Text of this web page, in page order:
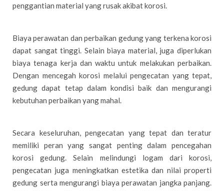
penggantian material yang rusak akibat korosi.
Biaya perawatan dan perbaikan gedung yang terkena korosi
dapat sangat tinggi. Selain biaya material, juga diperlukan
biaya tenaga kerja dan waktu untuk melakukan perbaikan.
Dengan mencegah korosi melalui pengecatan yang tepat,
gedung dapat tetap dalam kondisi baik dan mengurangi
kebutuhan perbaikan yang mahal.
Secara keseluruhan, pengecatan yang tepat dan teratur
memiliki peran yang sangat penting dalam pencegahan
korosi gedung. Selain melindungi logam dari korosi,
pengecatan juga meningkatkan estetika dan nilai properti
gedung serta mengurangi biaya perawatan jangka panjang.